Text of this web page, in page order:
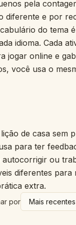
Mural de palavras
A coruja
Qual não pertence?
Varal de histórias
A cozinha das
A bancada de
Bata palmas nas
Vidro das estimativas
Quadro das
A oficina das letras
Reta numérica
Decompor o número
A carteira de ditado
Meu quadro para
pela
diferente e por
do tema
idioma. Cada
jogar online e
você usa o
de casa sem
para ter
autocorrigir ou
diferentes
extra.
por